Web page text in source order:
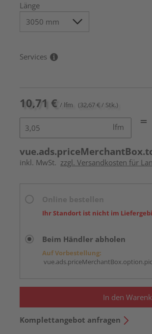
Länge
Services
10,71 € / lfm (32,67 € / Stk.)
lfm
inkl. MwSt. zzgl. Versandkosten für
Ihr Standort ist nicht im
Beim Händler abholen
Auf Vorbestellung:
In den
Komplettangebot anfragen